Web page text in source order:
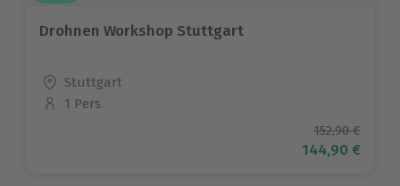
Drohnen Workshop Stuttgart
Standort
Stuttgart
Anzahl der Teilnehmer
1 Pers.
152,90 €
Aktueller
144,90 €